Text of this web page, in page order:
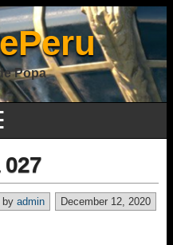
Popa
December 12, 2020
by admin